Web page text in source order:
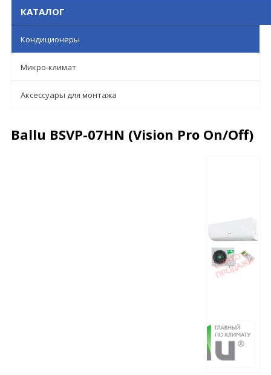
КАТАЛОГ
Кондиционеры
Микро-климат
Аксессуары для монтажа
Ballu BSVP-07HN (Vision Pro On/Off)